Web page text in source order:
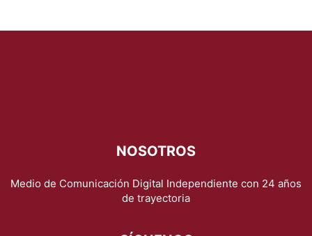
NOSOTROS
Medio de Comunicación Digital Independiente con 24 años
de trayectoria